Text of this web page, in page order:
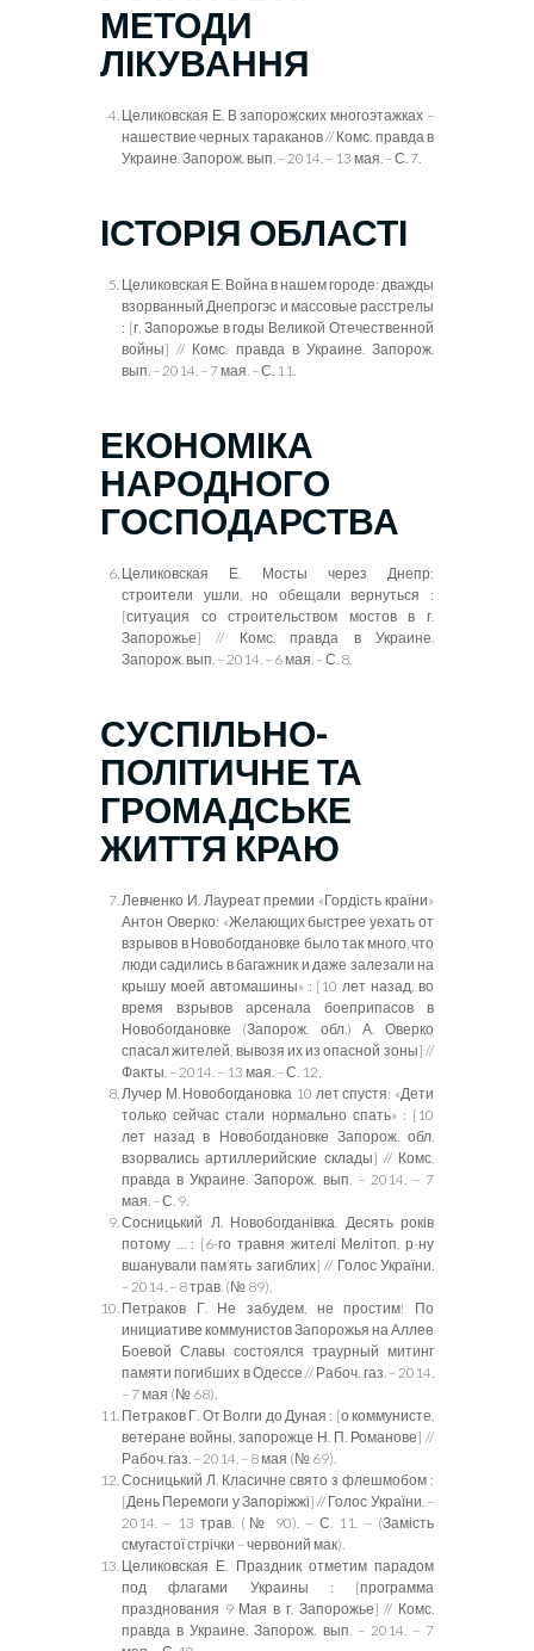
МЕТОДИ
ЛІКУВАННЯ
Целиковская Е. В запорожских многоэтажках –
нашествие черных тараканов // Комс. правда в
Украине. Запорож. вып. – 2014. – 13 мая. – С. 7.
ІСТОРІЯ ОБЛАСТІ
Целиковская Е. Война в нашем городе: дважды
взорванный Днепрогэс и массовые расстрелы
: [г. Запорожье в годы Великой Отечественной
войны] // Комс. правда в Украине. Запорож.
вып. – 2014. – 7 мая. – С. 11.
ЕКОНОМІКА
НАРОДНОГО
ГОСПОДАРСТВА
Целиковская Е. Мосты через Днепр:
строители ушли, но обещали вернуться :
[ситуация со строительством мостов в г.
Запорожье] // Комс. правда в Украине.
Запорож. вып. – 2014. – 6 мая. – С. 8.
СУСПІЛЬНО-
ПОЛІТИЧНЕ ТА
ГРОМАДСЬКЕ
ЖИТТЯ КРАЮ
Левченко И. Лауреат премии «Гордість країни»
Антон Оверко: «Желающих быстрее уехать от
взрывов в Новобогдановке было так много, что
люди садились в багажник и даже залезали на
крышу моей автомашины» : [10 лет назад, во
время взрывов арсенала боеприпасов в
Новобогдановке (Запорож. обл.) А. Оверко
спасал жителей, вывозя их из опасной зоны] //
Факты. – 2014. – 13 мая. – С. 12.
Лучер М. Новобогдановка 10 лет спустя: «Дети
только сейчас стали нормально спать» : [10
лет назад в Новобогдановке Запорож. обл.
взорвались артиллерийские склады] // Комс.
правда в Украине. Запорож. вып. – 2014. – 7
мая. – С. 9.
Сосницький Л. Новобогданівка. Десять років
потому … : [6-го травня жителі Мелітоп. р-ну
вшанували пам’ять загиблих] // Голос України.
– 2014. – 8 трав. (№ 89).
Петраков Г. Не забудем, не простим! По
инициативе коммунистов Запорожья на Аллее
Боевой Славы состоялся траурный митинг
памяти погибших в Одессе // Рабоч. газ. – 2014.
– 7 мая (№ 68).
Петраков Г. От Волги до Дуная : [о коммунисте,
ветеране войны, запорожце Н. П. Романове] //
Рабоч. газ. – 2014. – 8 мая (№ 69).
Сосницький Л. Класичне свято з флешмобом :
[День Перемоги у Запоріжжі] // Голос України. –
2014. – 13 трав. (№ 90). – С. 11. – (Замість
смугастої стрічки – червоний мак).
Целиковская Е. Праздник отметим парадом
под флагами Украины : [программа
празднования 9 Мая в г. Запорожье] // Комс.
правда в Украине. Запорож. вып. – 2014. – 7